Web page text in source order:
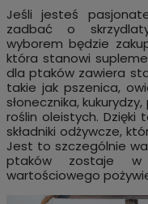
Jeśli jesteś
zadbać o
wyborem będzie
która stanowi
dla ptaków zawiera
takie jak pszenica,
słonecznika,
roślin oleistych.
składniki odżywcze,
Jest to szczególnie
ptaków zostaje w
wartościowego